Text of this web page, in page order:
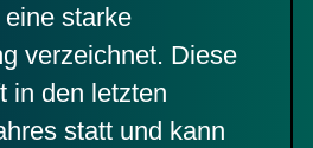
starke
verzeichnet. Diese
in den letzten
statt und kann